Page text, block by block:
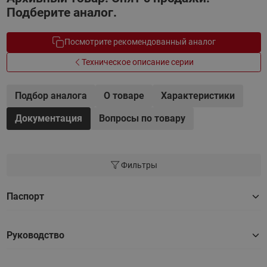
Подберите аналог.
Посмотрите рекомендованный аналог
Техническое описание серии
Подбор аналога О товаре
Характеристики
Документация
Вопросы по товару
Фильтры
Паспорт
Руководство